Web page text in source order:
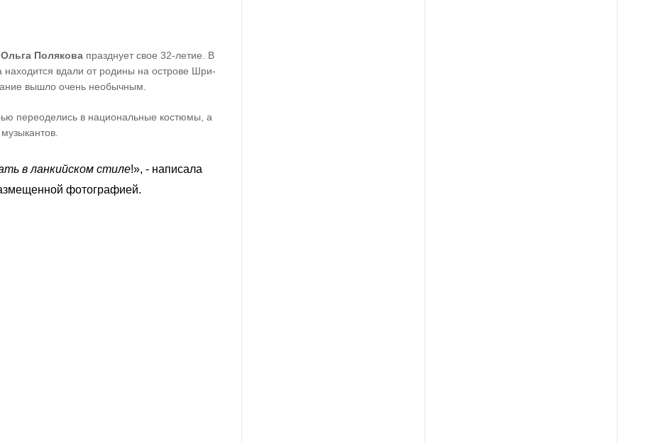
Ольга Полякова празднует свое 32-летие. В
находится вдали от родины на острове Шри-
вышло очень необычным.
переоделись в национальные костюмы, а
в ланкийском стиле!», - написала
фотографией.